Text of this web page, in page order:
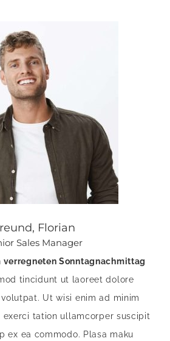
Florian
Sales Manager
verregneten Sonntagnachmittag
tincidunt ut laoreet dolore
Ut wisi enim ad minim
exerci tation ullamcorper suscipit
ex ea commodo. Plasa maku